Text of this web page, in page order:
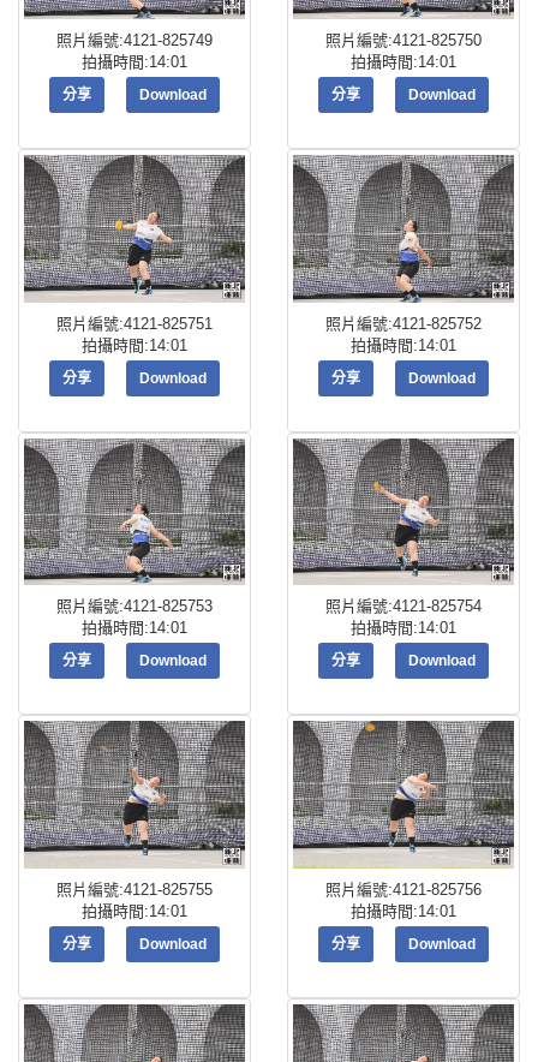
照片編號:4121-825749
拍攝時間:14:01
分享 Download
照片編號:4121-825750
拍攝時間:14:01
分享 Download
照片編號:4121-825751
拍攝時間:14:01
分享 Download
照片編號:4121-825752
拍攝時間:14:01
分享 Download
照片編號:4121-825753
拍攝時間:14:01
分享 Download
照片編號:4121-825754
拍攝時間:14:01
分享 Download
照片編號:4121-825755
拍攝時間:14:01
分享 Download
照片編號:4121-825756
拍攝時間:14:01
分享 Download